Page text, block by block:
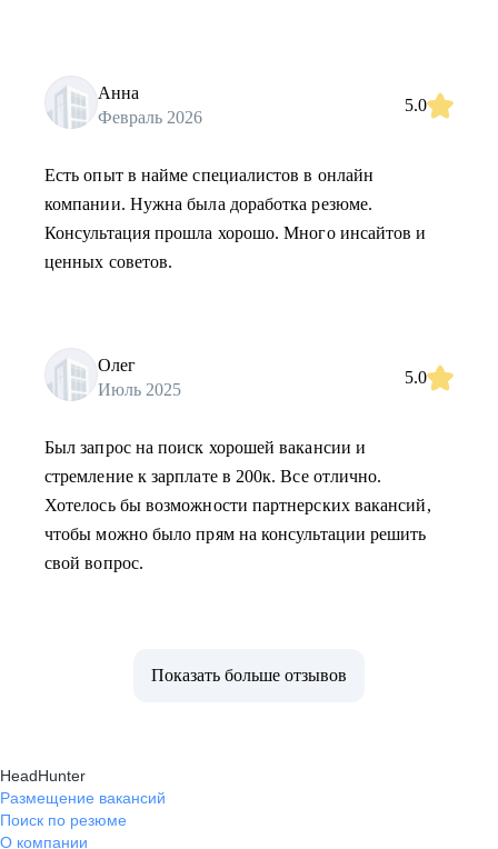
Анна
Февраль 2026
5.0
Есть опыт в найме специалистов в онлайн
компании. Нужна была доработка резюме.
Консультация прошла хорошо. Много инсайтов и
ценных советов.
Олег
Июль 2025
5.0
Был запрос на поиск хорошей вакансии и
стремление к зарплате в 200к. Все отлично.
Хотелось бы возможности партнерских вакансий,
чтобы можно было прям на консультации решить
свой вопрос.
Показать больше отзывов
HeadHunter
Размещение вакансий
Поиск по резюме
О компании